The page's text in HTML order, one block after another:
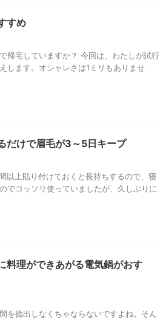
すめ
帰宅していますか？ 今回は、わたしが試行
します。オシャレさは1ミリもありませ
だけで眉毛が3～5日キープ
以上貼り付けておくと長持ちするので、寝
でコッソリ使っていましたが、久しぶりに
料理ができあがる電気鍋がおす
を捻出しなくちゃならないですよね。そん